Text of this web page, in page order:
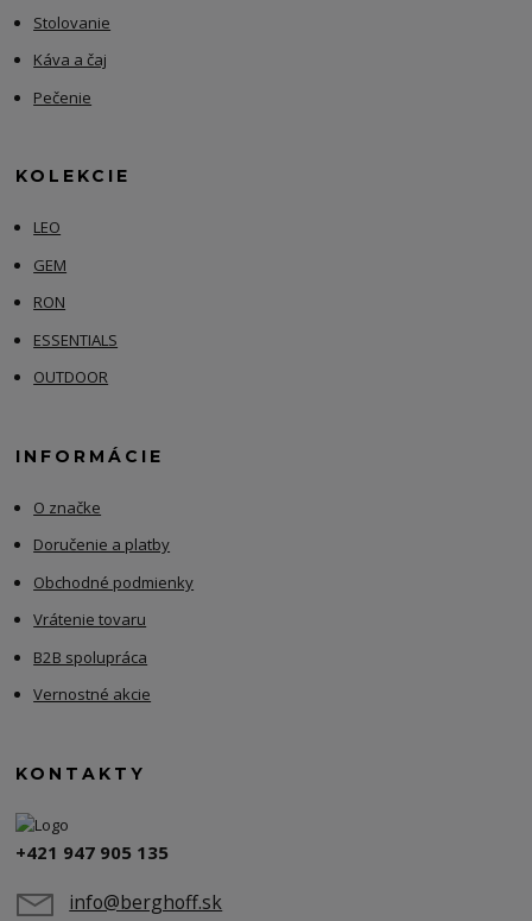
Stolovanie
Káva a čaj
Pečenie
KOLEKCIE
LEO
GEM
RON
ESSENTIALS
OUTDOOR
INFORMÁCIE
O značke
Doručenie a platby
Obchodné podmienky
Vrátenie tovaru
B2B spolupráca
Vernostné akcie
KONTAKTY
+421 947 905 135
info@berghoff.sk